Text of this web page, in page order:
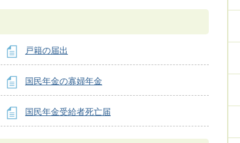
戸籍の届出
国民年金の寡婦年金
国民年金受給者死亡届